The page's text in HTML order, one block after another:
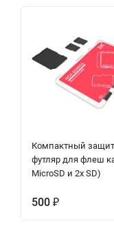
Компактный
футляр для флеш
MicroSD и 2x SD)
500 ₽